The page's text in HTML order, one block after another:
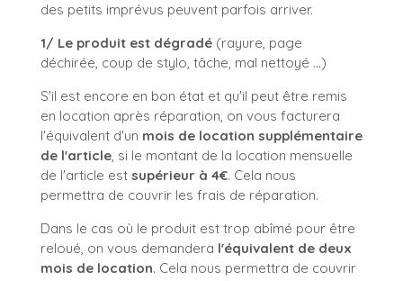
des petits imprévus peuvent parfois arriver.
1/ Le produit est dégradé (rayure, page
déchirée, coup de stylo, tâche, mal nettoyé ...)
S'il est encore en bon état et qu'il peut être remis
en location après réparation, on vous facturera
l'équivalent d'un mois de location supplémentaire
de l'article, si le montant de la location mensuelle
de l'article est supérieur à 4€. Cela nous
permettra de couvrir les frais de réparation.
Dans le cas où le produit est trop abîmé pour être
reloué, on vous demandera l'équivalent de deux
mois de location. Cela nous permettra de couvrir